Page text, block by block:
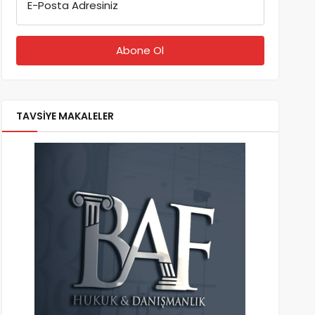
E-Posta Adresiniz
TAVSİYE MAKALELER